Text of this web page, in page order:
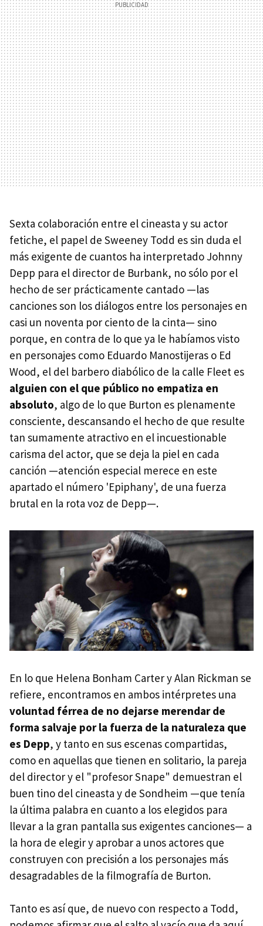
Sexta colaboración entre el cineasta y su actor
fetiche, el papel de Sweeney Todd es sin duda el
más exigente de cuantos ha interpretado Johnny
Depp para el director de Burbank, no sólo por el
hecho de ser prácticamente cantado —las
canciones son los diálogos entre los personajes en
casi un noventa por ciento de la cinta— sino
porque, en contra de lo que ya le habíamos visto
en personajes como Eduardo Manostijeras o Ed
Wood, el del barbero diabólico de la calle Fleet es
alguien con el que público no empatiza en
absoluto, algo de lo que Burton es plenamente
consciente, descansando el hecho de que resulte
tan sumamente atractivo en el incuestionable
carisma del actor, que se deja la piel en cada
canción —atención especial merece en este
apartado el número 'Epiphany', de una fuerza
brutal en la rota voz de Depp—.
En lo que Helena Bonham Carter y Alan Rickman se
refiere, encontramos en ambos intérpretes una
voluntad férrea de no dejarse merendar de
forma salvaje por la fuerza de la naturaleza que
es Depp, y tanto en sus escenas compartidas,
como en aquellas que tienen en solitario, la pareja
del director y el "profesor Snape" demuestran el
buen tino del cineasta y de Sondheim —que tenía
la última palabra en cuanto a los elegidos para
llevar a la gran pantalla sus exigentes canciones— a
la hora de elegir y aprobar a unos actores que
construyen con precisión a los personajes más
desagradables de la filmografía de Burton.
Tanto es así que, de nuevo con respecto a Todd,